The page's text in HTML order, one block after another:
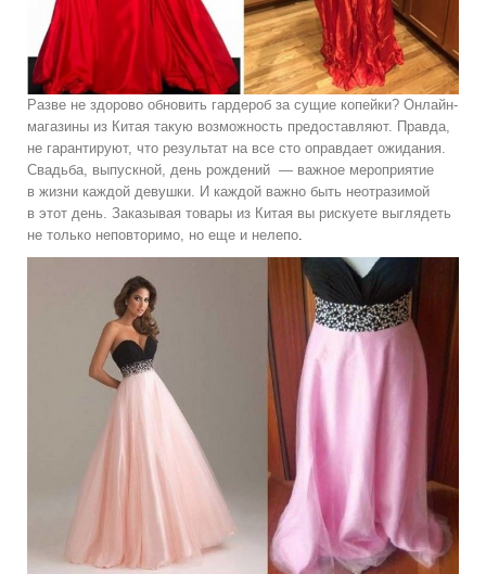
Разве не здорово обновить гардероб за сущие копейки? Онлайн-
магазины из Китая такую возможность предоставляют. Правда,
не гарантируют, что результат на все сто оправдает ожидания.
Свадьба, выпускной, день рождений — важное мероприятие
в жизни каждой девушки. И каждой важно быть неотразимой
в этот день. Заказывая товары из Китая вы рискуете выглядеть
не только неповторимо, но еще и нелепо.